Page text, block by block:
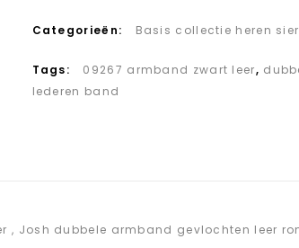
Categorieën: Basis collectie heren
Tags: 09267 armband zwart leer,
lederen band
, Josh dubbele armband gevlochten leer